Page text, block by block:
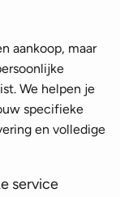
aankoop, maar
We helpen je
specifieke
en volledige
service